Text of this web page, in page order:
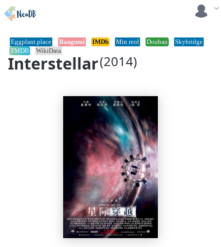
Interstellar (2014)
Eggplant.place Bangumi IMDb Min reol Douban
Skybridge
TMDB
WikiData